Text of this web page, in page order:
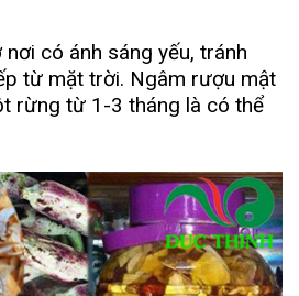
có ánh sáng yếu, tránh
từ mặt trời. Ngâm rượu mật
rừng từ 1-3 tháng là có thể